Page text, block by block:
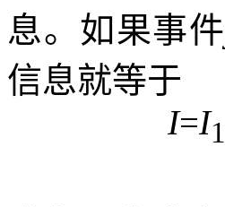
息。如果事件
信息就等于
I=I1